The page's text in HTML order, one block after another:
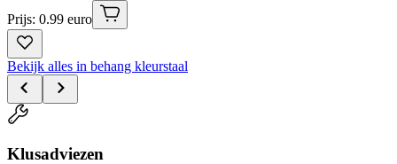
Prijs: 0.99 euro
Bekijk alles in behang kleurstaal
Klusadviezen